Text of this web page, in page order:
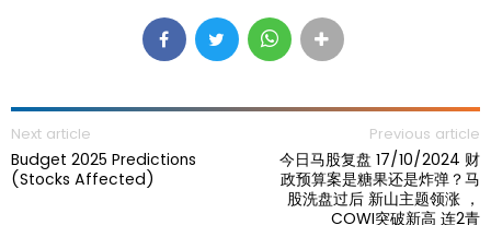
Next article
Budget 2025 Predictions
(Stocks Affected)
Previous article
今日马股复盘 17/10/2024 财
政预算案是糖果还是炸弹？马
股洗盘过后 新山主题领涨 ，
COWI突破新高 连2青